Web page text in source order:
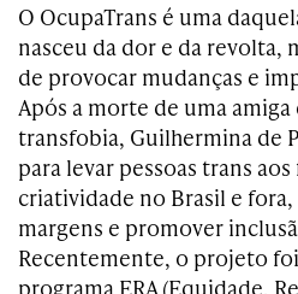
O OcupaTrans é uma
nasceu da dor e da revolta,
de provocar mudanças e
Após a morte de uma
transfobia, Guilhermina de
para levar pessoas trans
criatividade no Brasil e
margens e promover
Recentemente, o projeto
programa ERA (Equidade,